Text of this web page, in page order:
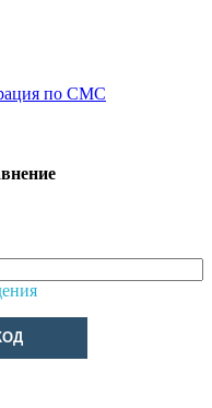
по СМС